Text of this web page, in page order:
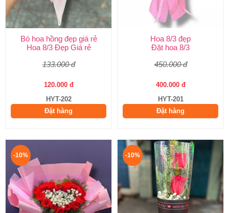
Bó hoa hồng đẹp giá rẻ
Hoa 8/3 Đẹp Giá rẻ
133.000 đ
120.000 đ
HYT-202
Đặt hàng
Hoa 8/3 đẹp
Đặt hoa 8/3
450.000 đ
400.000 đ
HYT-201
Đặt hàng
-10% -10%